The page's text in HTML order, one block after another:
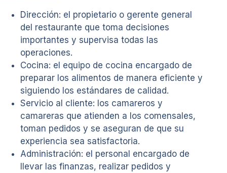
Dirección: el propietario o gerente general
del restaurante que toma decisiones
importantes y supervisa todas las
operaciones.
Cocina: el equipo de cocina encargado de
preparar los alimentos de manera eficiente y
siguiendo los estándares de calidad.
Servicio al cliente: los camareros y
camareras que atienden a los comensales,
toman pedidos y se aseguran de que su
experiencia sea satisfactoria.
Administración: el personal encargado de
llevar las finanzas, realizar pedidos y